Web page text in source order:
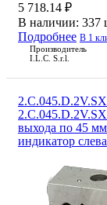
5 718.14 ₽
В наличии: 337
Подробнее В 1
Производитель
I.L.C. S.r.l.
выхода по 45
индикатор слева